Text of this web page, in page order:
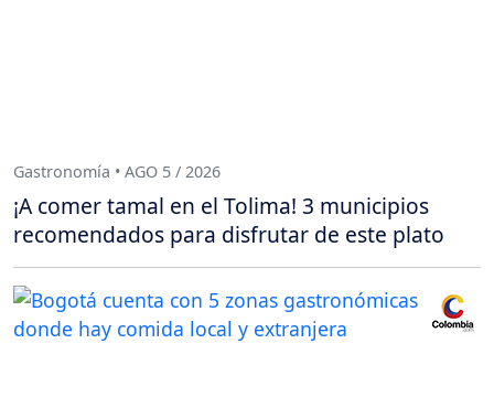
Gastronomía • AGO 5 / 2026
¡A comer tamal en el Tolima! 3 municipios
recomendados para disfrutar de este plato